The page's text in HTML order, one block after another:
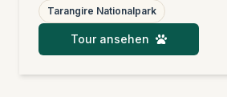
Tarangire, den
Ngorongoro Krater bis in die
Serengeti mit ihren zentralen
Tarangire Nationalpark
Tour ansehen